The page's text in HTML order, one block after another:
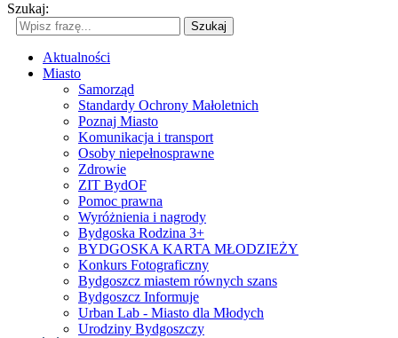
Szukaj:
Szukaj
Aktualności
Miasto
Samorząd
Standardy Ochrony Małoletnich
Poznaj Miasto
Komunikacja i transport
Osoby niepełnosprawne
Zdrowie
ZIT BydOF
Pomoc prawna
Wyróżnienia i nagrody
Bydgoska Rodzina 3+
BYDGOSKA KARTA MŁODZIEŻY
Konkurs Fotograficzny
Bydgoszcz miastem równych szans
Bydgoszcz Informuje
Urban Lab - Miasto dla Młodych
Urodziny Bydgoszczy